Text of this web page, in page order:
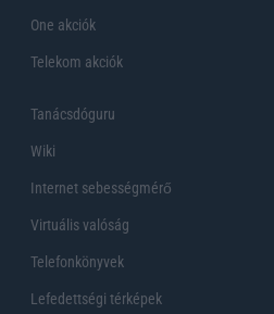
One akciók
Telekom akciók
Tanácsdóguru
Wiki
Internet sebességmérő
Virtuális valóság
Telefonkönyvek
Lefedettségi térképek